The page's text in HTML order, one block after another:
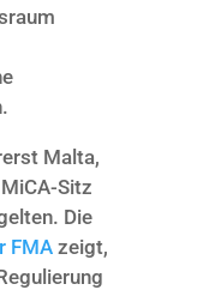
Malta,
Sitz
Die
FMAzeigt,